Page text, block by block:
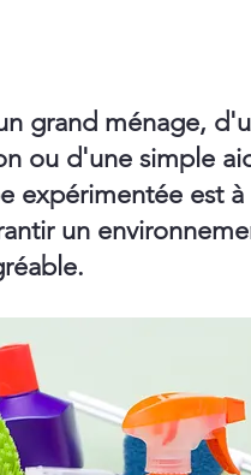
grand ménage,
ou d'une simple
expérimentée est à
un